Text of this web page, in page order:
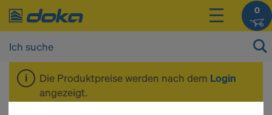
0
Die Produktpreise werden nach dem Login
angezeigt.